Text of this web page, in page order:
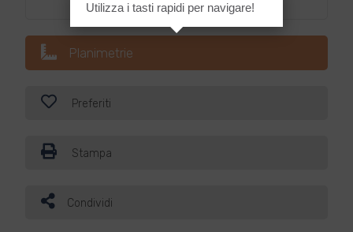
Planimetrie
Preferiti
Stampa
Condividi
Utilizza i tasti rapidi per navigare!